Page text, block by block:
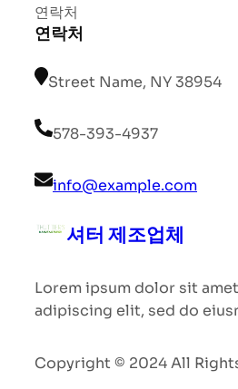
연락처
연락처
Street Name, NY 38954
578-393-4937
info@example.com
셔터 제조업체
Lorem ipsum dolor sit
adipiscing elit, sed do
Copyright © 2024 All